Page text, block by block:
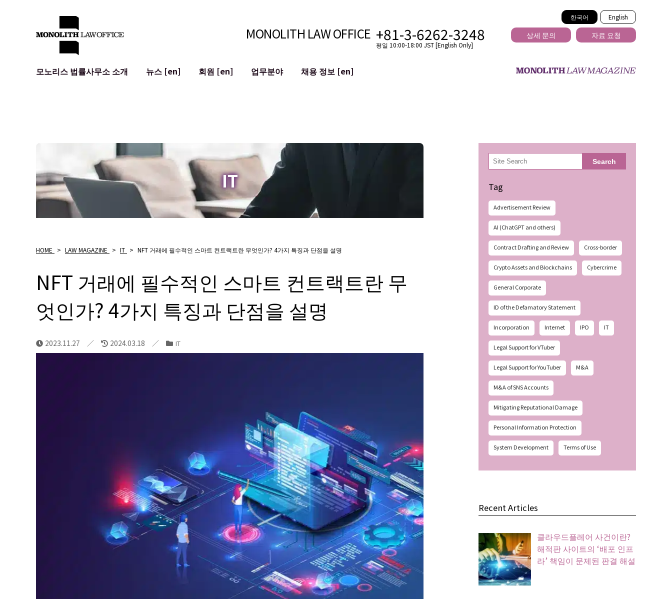
한국어 English
MONOLITH LAW OFFICE +81-3-6262-3248
평일 10:00-18:00 JST [English Only]
상세 문의 자료 요청
모노리스 법률사무소 소개
뉴스 [en] 회원 [en]
업무분야
사이버 범죄
평판 손상 완화
채용 정보 [en]
IT
HOME > LAW MAGAZINE > IT > NFT 거래에 필수적인 스마트 컨트랙트란 무엇인가? 4가지 특징과 단점을 설명
NFT 거래에 필수적인 스마트 컨트랙트란 무
엇인가? 4가지 특징과 단점을 설명
2023.11.27 2024.03.18 IT
検
索 Search
Tag
Advertisement Review
AI (ChatGPT and others)
Contract Drafting and Review Cross-border
Crypto Assets and Blockchains Cybercrime
General Corporate
ID of the Defamatory Statement
Incorporation Internet IPO IT
Legal Support for VTuber
Legal Support for YouTuber M&A
M&A of SNS Accounts
Mitigating Reputational Damage
Personal Information Protection
System Development Terms of Use
Recent Articles
클라우드플레어 사건이란?
해적판 사이트의 ‘배포 인프
라’ 책임이 문제된 판결 해설